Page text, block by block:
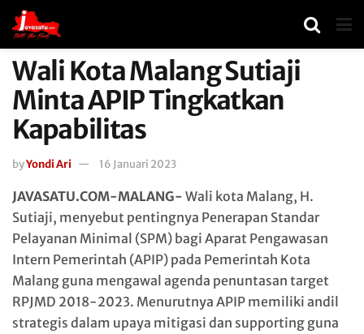
Wali Kota Malang Sutiaji
Minta APIP Tingkatkan
Kapabilitas
byYondi Ari 16 Januari 2023
JAVASATU.COM-MALANG- Wali kota Malang, H.
Sutiaji, menyebut pentingnya Penerapan Standar
Pelayanan Minimal (SPM) bagi Aparat Pengawasan
Intern Pemerintah (APIP) pada Pemerintah Kota
Malang guna mengawal agenda penuntasan target
RPJMD 2018-2023. Menurutnya APIP memiliki andil
strategis dalam upaya mitigasi dan supporting guna